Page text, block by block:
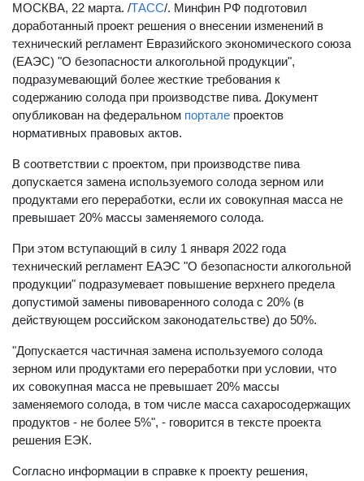
МОСКВА, 22 марта. /ТАСС/. Минфин РФ подготовил
доработанный проект решения о внесении изменений в
технический регламент Евразийского экономического союза
(ЕАЭС) "О безопасности алкогольной продукции",
подразумевающий более жесткие требования к
содержанию солода при производстве пива. Документ
опубликован на федеральном портале проектов
нормативных правовых актов.
В соответствии с проектом, при производстве пива
допускается замена используемого солода зерном или
продуктами его переработки, если их совокупная масса не
превышает 20% массы заменяемого солода.
При этом вступающий в силу 1 января 2022 года
технический регламент ЕАЭС "О безопасности алкогольной
продукции" подразумевает повышение верхнего предела
допустимой замены пивоваренного солода с 20% (в
действующем российском законодательстве) до 50%.
"Допускается частичная замена используемого солода
зерном или продуктами его переработки при условии, что
их совокупная масса не превышает 20% массы
заменяемого солода, в том числе масса сахаросодержащих
продуктов - не более 5%", - говорится в тексте проекта
решения ЕЭК.
Согласно информации в справке к проекту решения,